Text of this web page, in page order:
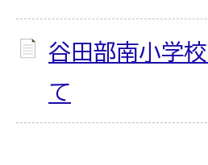
谷田部南小学
て